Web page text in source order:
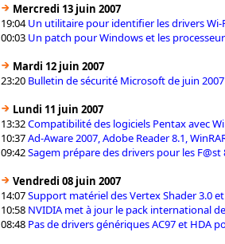
Mercredi 13 juin 2007
19:04Un utilitaire pour identifier les drivers Wi-
00:03 Un patch pour Windows et les
Mardi 12 juin 2007
23:20 Bulletin de sécurité Microsoft de juin 2007
Lundi 11 juin 2007
13:32Compatibilité des logiciels Pentax avec
10:37Ad-Aware 2007, Adobe Reader 8.1,
09:42Sagem prépare des drivers pour les F@st
Vendredi 08 juin 2007
14:07Support matériel des Vertex Shader 3.0
10:58 NVIDIA met à jour le pack international
08:48 Pas de drivers génériques AC97 et HDA